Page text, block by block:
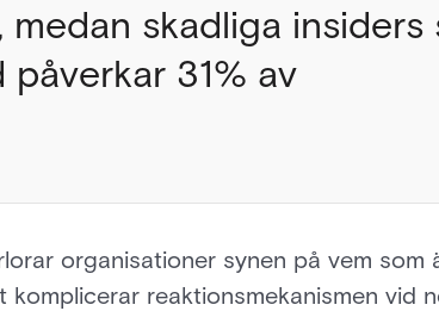
skadliga insiders
31% av
organisationer synen på vem som
reaktionsmekanismen vid